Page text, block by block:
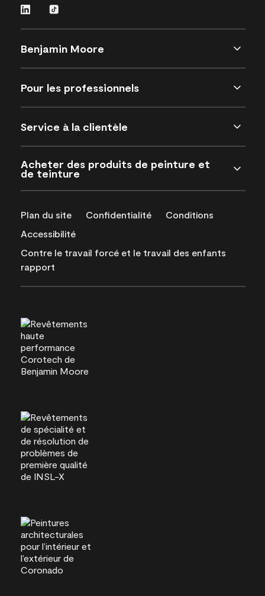
Benjamin Moore
Pour les professionnels
Service à la clientèle
Acheter des produits de peinture et
de teinture
Plan du site Confidentialité
Conditions
Accessibilité
Contre le travail forcé et le travail des enfants
rapport